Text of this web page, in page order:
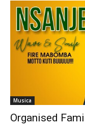
Musica
Organised